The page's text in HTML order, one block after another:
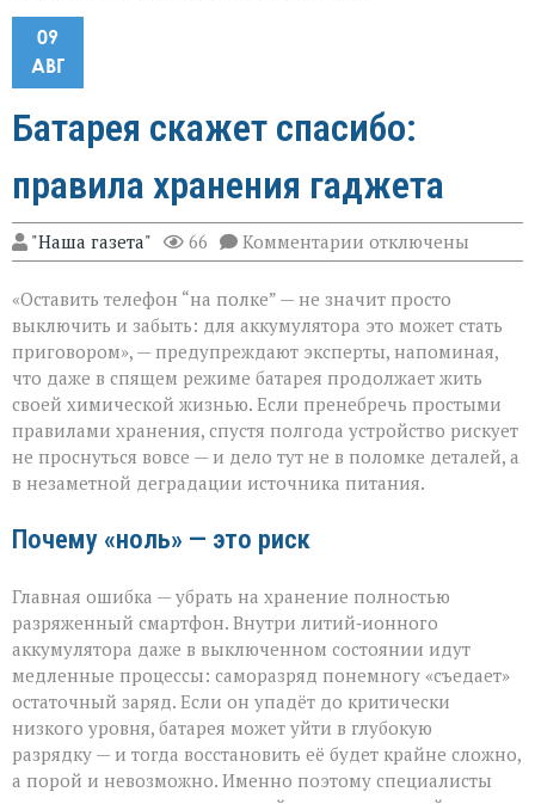
09
АВГ
Батарея скажет спасибо:
правила хранения гаджета
"Наша газета" 66 Комментарии к
записи
скажет
спасибо:
хранения
гаджета
отключены
«Оставить телефон “на полке” — не значит просто
выключить и забыть: для аккумулятора это может стать
приговором», — предупреждают эксперты, напоминая,
что даже в спящем режиме батарея продолжает жить
своей химической жизнью. Если пренебречь простыми
правилами хранения, спустя полгода устройство рискует
не проснуться вовсе — и дело тут не в поломке деталей, а
в незаметной деградации источника питания.
Почему «ноль» — это риск
Главная ошибка — убрать на хранение полностью
разряженный смартфон. Внутри литий‑ионного
аккумулятора даже в выключенном состоянии идут
медленные процессы: саморазряд понемногу «съедает»
остаточный заряд. Если он упадёт до критически
низкого уровня, батарея может уйти в глубокую
разрядку — и тогда восстановить её будет крайне сложно,
а порой и невозможно. Именно поэтому специалисты